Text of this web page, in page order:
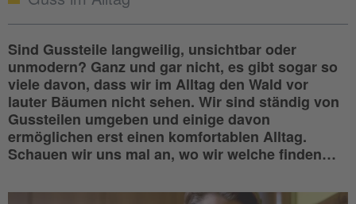
Sind Gussteile langweilig, unsichtbar oder
unmodern? Ganz und gar nicht, es gibt sogar so
viele davon, dass wir im Alltag den Wald vor
lauter Bäumen nicht sehen. Wir sind ständig von
Gussteilen umgeben und einige davon
ermöglichen erst einen komfortablen Alltag.
Schauen wir uns mal an, wo wir welche finden…